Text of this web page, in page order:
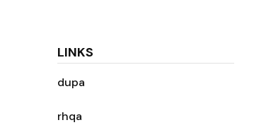
LINKS
dupa
rhqa